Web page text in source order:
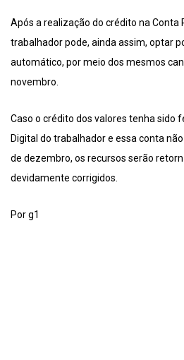
Após a realização do crédito na Conta
trabalhador pode, ainda assim, optar
automático, por meio dos mesmos
novembro.
Caso o crédito dos valores tenha sido
Digital do trabalhador e essa conta
de dezembro, os recursos serão
devidamente corrigidos.
Por g1